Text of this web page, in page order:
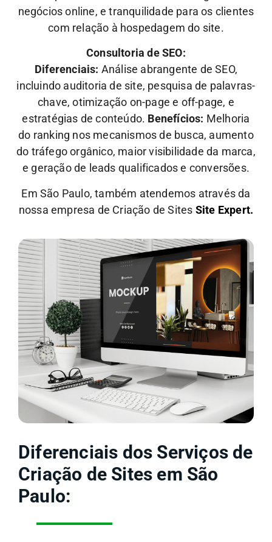
negócios online, e tranquilidade para os clientes
com relação à hospedagem do site.
Consultoria de SEO:
Diferenciais: Análise abrangente de SEO,
incluindo auditoria de site, pesquisa de palavras-
chave, otimização on-page e off-page, e
estratégias de conteúdo. Benefícios: Melhoria
do ranking nos mecanismos de busca, aumento
do tráfego orgânico, maior visibilidade da marca,
e geração de leads qualificados e conversões.
Em São Paulo, também atendemos através da
nossa empresa de Criação de Sites Site Expert.
Diferenciais dos Serviços de
Criação de Sites em São
Paulo: